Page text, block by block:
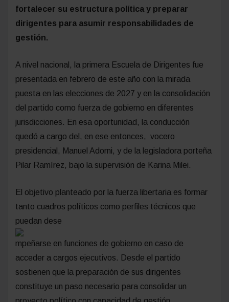
fortalecer su estructura política y preparar
dirigentes para asumir responsabilidades de
gestión.
A nivel nacional, la primera Escuela de Dirigentes fue
presentada en febrero de este año con la mirada
puesta en las elecciones de 2027 y en la consolidación
del partido como fuerza de gobierno en diferentes
jurisdicciones. En esa oportunidad, la conducción
quedó a cargo del, en ese entonces, vocero
presidencial, Manuel Adorni, y de la legisladora porteña
Pilar Ramírez, bajo la supervisión de Karina Milei.
El objetivo planteado por la fuerza libertaria es formar
tanto cuadros políticos como perfiles técnicos que
puedan dese
mpeñarse en funciones de gobierno en caso de
acceder a cargos ejecutivos. Desde el partido
sostienen que la preparación de sus dirigentes
constituye un paso necesario para consolidar un